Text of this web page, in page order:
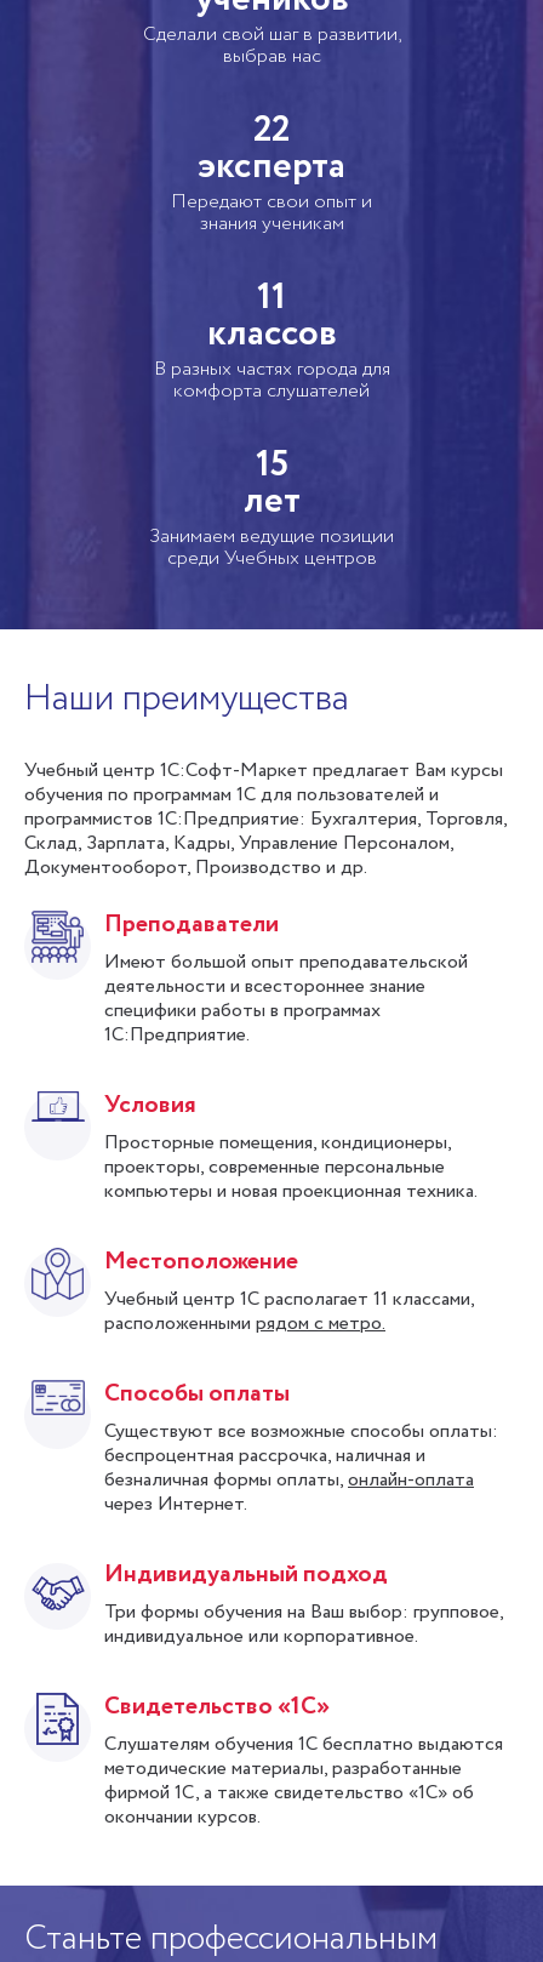
Сделали свой шаг в развитии,
выбрав нас
22
эксперта
Передают свои опыт и
знания ученикам
11
классов
В разных частях города для
комфорта слушателей
15
лет
Занимаем ведущие позиции
среди Учебных центров
Наши преимущества
Учебный центр 1С:Софт-Маркет предлагает Вам курсы
обучения по программам 1С для пользователей и
программистов 1С:Предприятие: Бухгалтерия, Торговля,
Склад, Зарплата, Кадры, Управление Персоналом,
Документооборот, Производство и др.
Преподаватели
Имеют большой опыт преподавательской
деятельности и всестороннее знание
специфики работы в программах
1С:Предприятие.
Условия
Просторные помещения, кондиционеры,
проекторы, современные персональные
компьютеры и новая проекционная техника.
Местоположение
Учебный центр 1С располагает 11 классами,
расположенными рядом с метро.
Способы оплаты
Существуют все возможные способы оплаты:
беспроцентная рассрочка, наличная и
безналичная формы оплаты,онлайн-оплата
через Интернет.
Индивидуальный подход
Три формы обучения на Ваш выбор: групповое,
индивидуальное или корпоративное.
Свидетельство «1С»
Слушателям обучения 1С бесплатно выдаются
методические материалы, разработанные
фирмой 1С, а также свидетельство «1С» об
окончании курсов.
Станьте профессиональным